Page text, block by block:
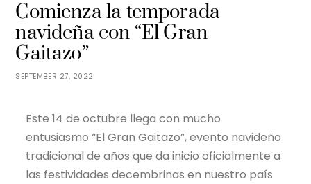
SEPTEMBER 27, 2022
Comienza la temporada
navideña con “El Gran
Gaitazo”
Este 14 de octubre llega con mucho
entusiasmo “El Gran Gaitazo”, evento navideño
tradicional de años que da inicio oficialmente a
las festividades decembrinas en nuestro país